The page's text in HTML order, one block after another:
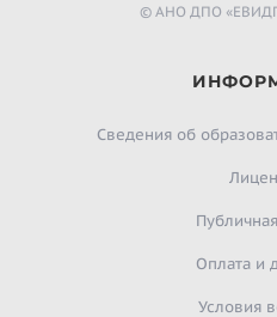
© АНО ДПО
Сведения об
Оплата и
Условия